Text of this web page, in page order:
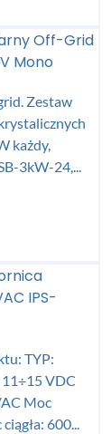
Off-Grid
Mono
Zestaw
każdy,
3kW-24,...
IPS-
TYP:
VDC
Moc
600...